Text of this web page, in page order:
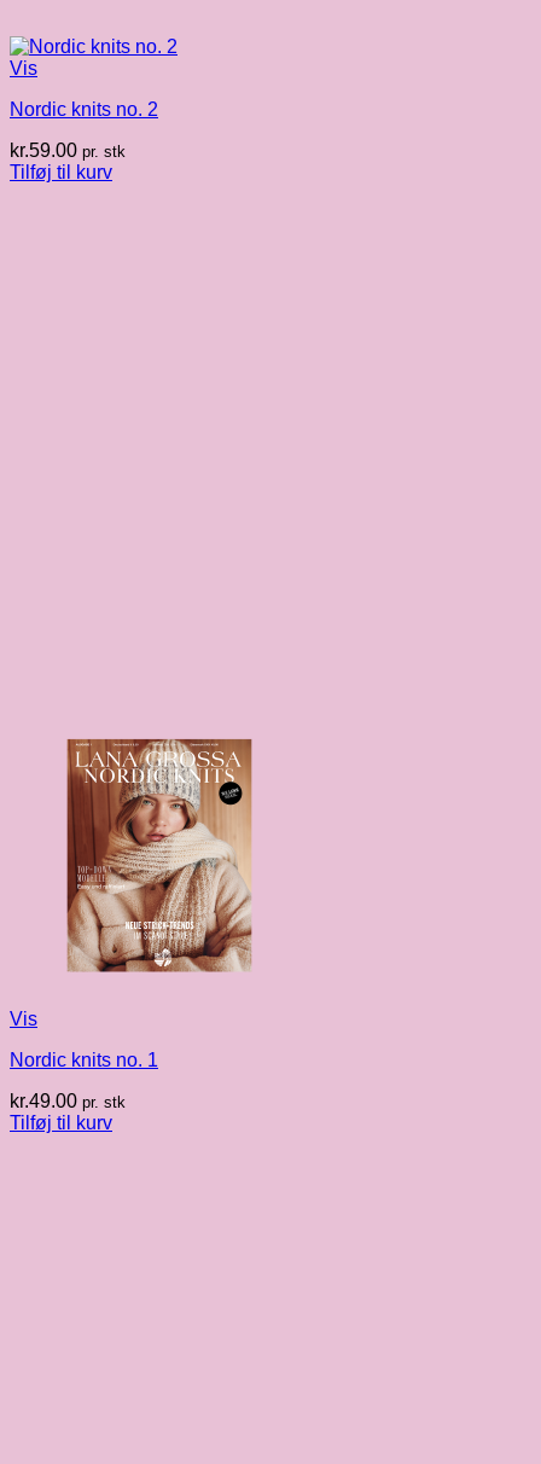
Vis
Nordic knits no. 2
kr.59.00 pr. stk
Tilføj til kurv
Vis
Nordic knits no. 1
kr.49.00 pr. stk
Tilføj til kurv